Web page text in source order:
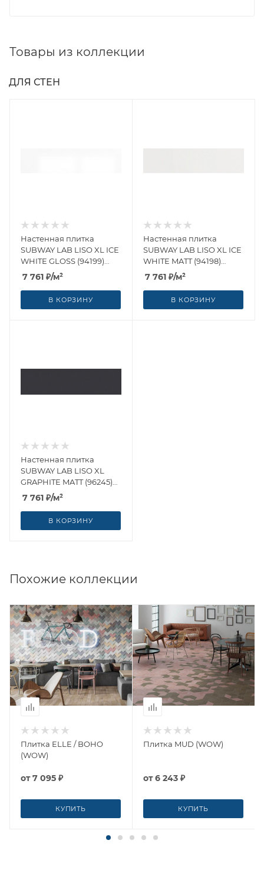
Товары из коллекции
ДЛЯ СТЕН
Настенная плитка
SUBWAY LAB LISO XL ICE
WHITE GLOSS (94199)
7.5x30 от WOW (Испания)
7 761 ₽/м²
В КОРЗИНУ
Настенная плитка
SUBWAY LAB LISO XL ICE
WHITE MATT (94198)
7.5x30 от WOW (Испания)
7 761 ₽/м²
В КОРЗИНУ
Настенная плитка
SUBWAY LAB LISO XL
GRAPHITE MATT (96245)
7.5x30 от WOW (Испания)
7 761 ₽/м²
В КОРЗИНУ
Похожие коллекции
Плитка ELLE / BOHO
(WOW)
от7 095 ₽
КУПИТЬ
Плитка MUD (WOW)
от6 243 ₽
КУПИТЬ